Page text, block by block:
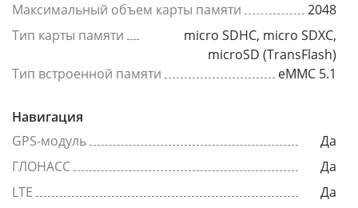
Максимальный объем карты памяти
2048
Тип карты памяти
micro SDHC, micro SDXC,
microSD (TransFlash)
Тип встроенной памяти
eMMC 5.1
Навигация
GPS-модуль
Да
ГЛОНАСС
Да
LTE
Да